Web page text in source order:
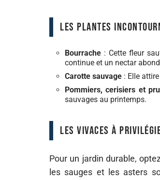
Les plantes
Bourrache : Cette fleur
continue et un nectar
Carotte sauvage : Elle
Pommiers, cerisiers et
sauvages au printemps.
Les vivaces à
Pour un jardin durable,
les sauges et les asters